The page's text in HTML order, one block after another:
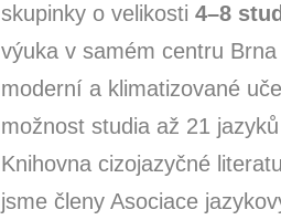
skupinky o velikosti 4–8
výuka v samém centru
moderní a klimatizované
možnost studia až 21 jazyků
Knihovna cizojazyčné
jsme členy Asociace